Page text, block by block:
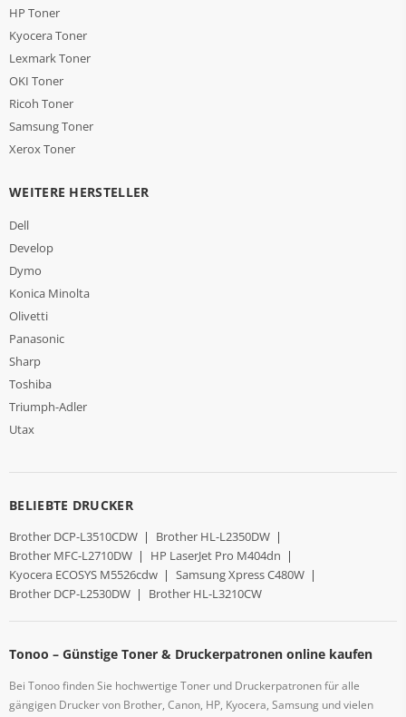
HP Toner
Kyocera Toner
Lexmark Toner
OKI Toner
Ricoh Toner
Samsung Toner
Xerox Toner
WEITERE HERSTELLER
Dell
Develop
Dymo
Konica Minolta
Olivetti
Panasonic
Sharp
Toshiba
Triumph-Adler
Utax
BELIEBTE DRUCKER
Brother DCP-L3510CDW | Brother HL-L2350DW |
Brother MFC-L2710DW | HP LaserJet Pro M404dn |
Kyocera ECOSYS M5526cdw | Samsung Xpress C480W |
Brother DCP-L2530DW | Brother HL-L3210CW
Tonoo – Günstige Toner & Druckerpatronen online kaufen
Bei Tonoo finden Sie hochwertige Toner und Druckerpatronen für alle
gängigen Drucker von Brother, Canon, HP, Kyocera, Samsung und vielen